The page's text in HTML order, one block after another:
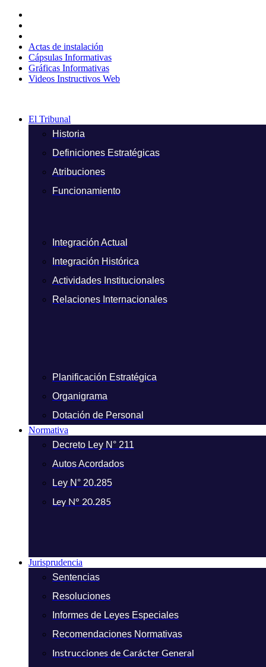
contenido
Actas de instalación
Cápsulas Informativas
Gráficas Informativas
Videos Instructivos Web
El Tribunal
Historia
Definiciones Estratégicas
Atribuciones
Funcionamiento
Integración Actual
Integración Histórica
Actividades Institucionales
Relaciones Internacionales
Planificación Estratégica
Organigrama
Dotación de Personal
Normativa
Decreto Ley N° 211
Autos Acordados
Ley N° 20.285
Ley N° 20.285
Jurisprudencia
Sentencias
Resoluciones
Informes de Leyes Especiales
Recomendaciones Normativas
Instrucciones de Carácter General